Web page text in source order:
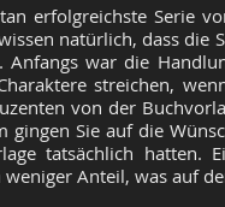
erfolgreichste Serie
natürlich, dass die
Anfangs war die
streichen,
von der
Sie auf die
tatsächlich hatten.
Anteil, was auf